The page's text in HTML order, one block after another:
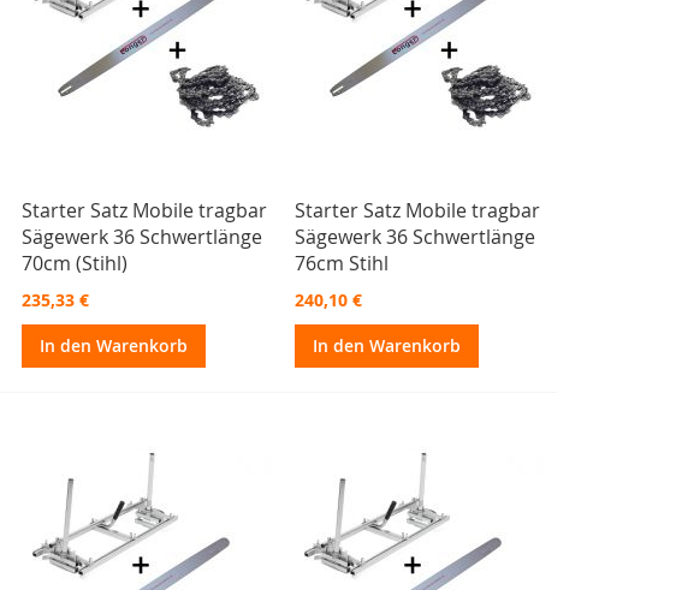
Starter Satz Mobile tragbar
Sägewerk 36 Schwertlänge
70cm (Stihl)
235,33 €
In den Warenkorb
Starter Satz Mobile tragbar
Sägewerk 36 Schwertlänge
76cm Stihl
240,10 €
In den Warenkorb